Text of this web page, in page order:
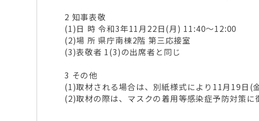
2 知事表敬
(1)日 時 令和3年11月22日(月) 11:40～12:00
(2)場 所 県庁南棟2階 第三応接室
(3)表敬者 1(3)の出席者と同じ
3 その他
(1)取材される場合は、別紙様式により11月19日(
(2)取材の際は、マスクの着用等感染症予防対策に